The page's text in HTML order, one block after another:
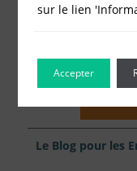
Le Blog pour les
sur le lien
Accepter